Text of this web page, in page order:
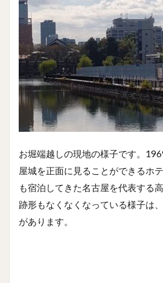
お堀端越しの現地の様子です。
屋城を正面に見ることができるホ
も宿泊してきた名古屋を代表する
跡形もなくなくなっている様子は
があります。